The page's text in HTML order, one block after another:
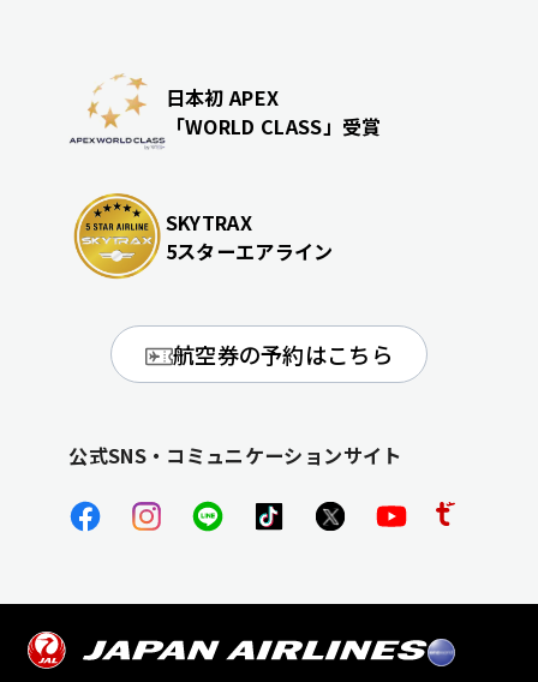
日本初 APEX
「WORLD CLASS」受賞
SKYTRAX
5スターエアライン
航空券の予約はこちら
公式SNS・コミュニケーションサイト